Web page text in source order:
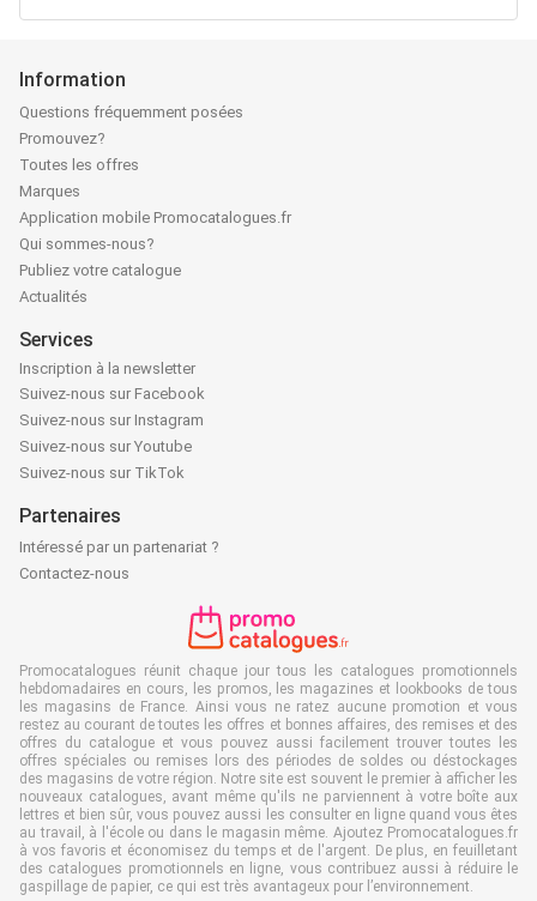
Information
Questions fréquemment posées
Promouvez?
Toutes les offres
Marques
Application mobile Promocatalogues.fr
Qui sommes-nous?
Publiez votre catalogue
Actualités
Services
Inscription à la newsletter
Suivez-nous sur Facebook
Suivez-nous sur Instagram
Suivez-nous sur Youtube
Suivez-nous sur TikTok
Partenaires
Intéressé par un partenariat ?
Contactez-nous
Promocatalogues réunit chaque jour tous les catalogues promotionnels
hebdomadaires en cours, les promos, les magazines et lookbooks de tous
les magasins de France. Ainsi vous ne ratez aucune promotion et vous
restez au courant de toutes les offres et bonnes affaires, des remises et des
offres du catalogue et vous pouvez aussi facilement trouver toutes les
offres spéciales ou remises lors des périodes de soldes ou déstockages
des magasins de votre région. Notre site est souvent le premier à afficher les
nouveaux catalogues, avant même qu'ils ne parviennent à votre boîte aux
lettres et bien sûr, vous pouvez aussi les consulter en ligne quand vous êtes
au travail, à l'école ou dans le magasin même. Ajoutez Promocatalogues.fr
à vos favoris et économisez du temps et de l'argent. De plus, en feuilletant
des catalogues promotionnels en ligne, vous contribuez aussi à réduire le
gaspillage de papier, ce qui est très avantageux pour l’environnement.